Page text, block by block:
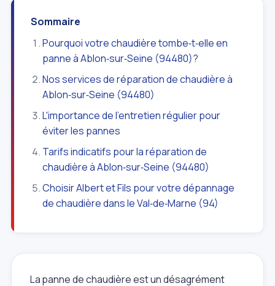
Sommaire
Pourquoi votre chaudière tombe‑t‑elle en
panne à Ablon‑sur‑Seine (94480)?
Nos services de réparation de chaudière à
Ablon‑sur‑Seine (94480)
L'importance de l'entretien régulier pour
éviter les pannes
Tarifs indicatifs pour la réparation de
chaudière à Ablon‑sur‑Seine (94480)
Choisir Albert et Fils pour votre dépannage
de chaudière dans le Val‑de‑Marne (94)
La panne de chaudière est un désagrément